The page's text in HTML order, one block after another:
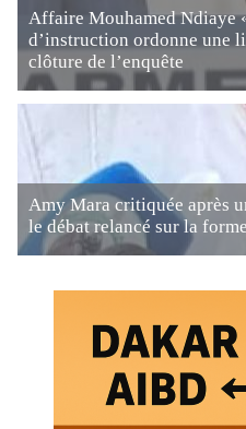
Affaire Mouhamed Ndiaye
d’instruction ordonne une
clôture de l’enquête
Amy Mara critiquée après
le débat relancé sur la